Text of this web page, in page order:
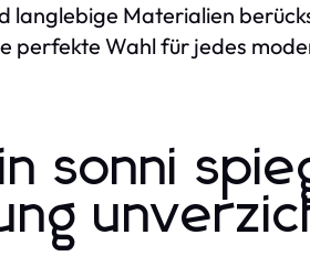
langlebige Materialien
perfekte Wahl für jedes
sonni